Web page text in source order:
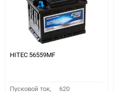
HITEC 56559MF
Пусковой ток,
620